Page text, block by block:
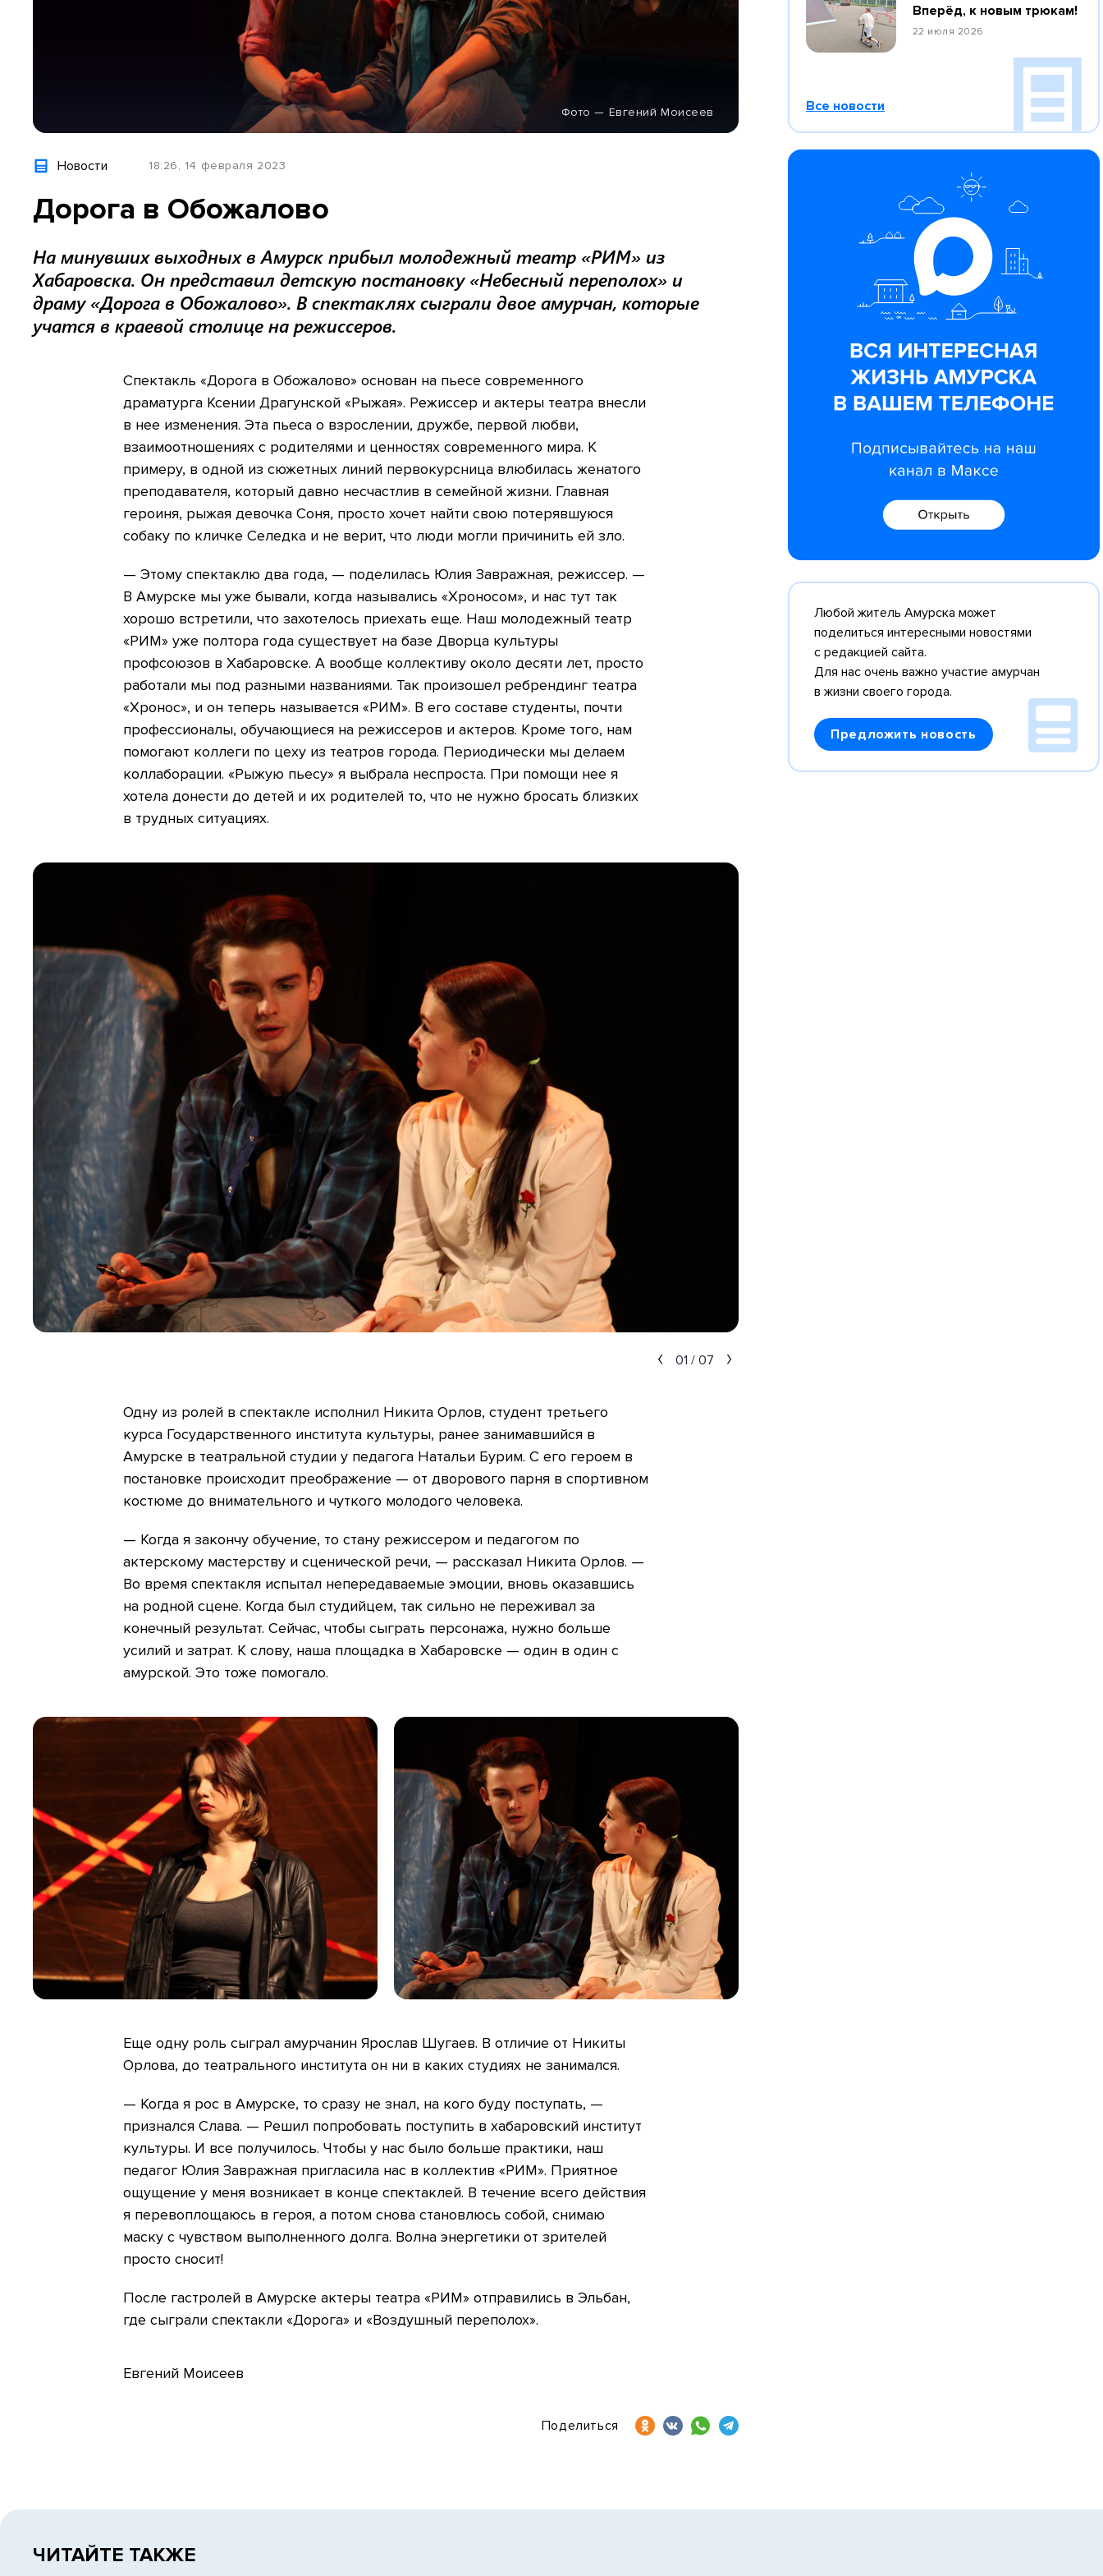
Фото — Евгений Моисеев
Новости 18:26, 14 февраля 2023
Дорога в Обожалово
На минувших выходных в Амурск прибыл молодежный театр «РИМ» из
Хабаровска. Он представил детскую постановку «Небесный переполох» и
драму «Дорога в Обожалово». В спектаклях сыграли двое амурчан, которые
учатся в краевой столице на режиссеров.
Спектакль «Дорога в Обожалово» основан на пьесе современного
драматурга Ксении Драгунской «Рыжая». Режиссер и актеры театра внесли
в нее изменения. Эта пьеса о взрослении, дружбе, первой любви,
взаимоотношениях с родителями и ценностях современного мира. К
примеру, в одной из сюжетных линий первокурсница влюбилась женатого
преподавателя, который давно несчастлив в семейной жизни. Главная
героиня, рыжая девочка Соня, просто хочет найти свою потерявшуюся
собаку по кличке Селедка и не верит, что люди могли причинить ей зло.
— Этому спектаклю два года, — поделилась Юлия Завражная, режиссер. —
В Амурске мы уже бывали, когда назывались «Хроносом», и нас тут так
хорошо встретили, что захотелось приехать еще. Наш молодежный театр
«РИМ» уже полтора года существует на базе Дворца культуры
профсоюзов в Хабаровске. А вообще коллективу около десяти лет, просто
работали мы под разными названиями. Так произошел ребрендинг театра
«Хронос», и он теперь называется «РИМ». В его составе студенты, почти
профессионалы, обучающиеся на режиссеров и актеров. Кроме того, нам
помогают коллеги по цеху из театров города. Периодически мы делаем
коллаборации. «Рыжую пьесу» я выбрала неспроста. При помощи нее я
хотела донести до детей и их родителей то, что не нужно бросать близких
в трудных ситуациях.
01 / 07
Одну из ролей в спектакле исполнил Никита Орлов, студент третьего
курса Государственного института культуры, ранее занимавшийся в
Амурске в театральной студии у педагога Натальи Бурим. С его героем в
постановке происходит преображение — от дворового парня в спортивном
костюме до внимательного и чуткого молодого человека.
— Когда я закончу обучение, то стану режиссером и педагогом по
актерскому мастерству и сценической речи, — рассказал Никита Орлов. —
Во время спектакля испытал непередаваемые эмоции, вновь оказавшись
на родной сцене. Когда был студийцем, так сильно не переживал за
конечный результат. Сейчас, чтобы сыграть персонажа, нужно больше
усилий и затрат. К слову, наша площадка в Хабаровске — один в один с
амурской. Это тоже помогало.
Еще одну роль сыграл амурчанин Ярослав Шугаев. В отличие от Никиты
Орлова, до театрального института он ни в каких студиях не занимался.
— Когда я рос в Амурске, то сразу не знал, на кого буду поступать, —
признался Слава. — Решил попробовать поступить в хабаровский институт
культуры. И все получилось. Чтобы у нас было больше практики, наш
педагог Юлия Завражная пригласила нас в коллектив «РИМ». Приятное
ощущение у меня возникает в конце спектаклей. В течение всего действия
я перевоплощаюсь в героя, а потом снова становлюсь собой, снимаю
маску с чувством выполненного долга. Волна энергетики от зрителей
просто сносит!
После гастролей в Амурске актеры театра «РИМ» отправились в Эльбан,
где сыграли спектакли «Дорога» и «Воздушный переполох».
Евгений Моисеев
Поделиться
Вперёд, к новым трюкам!
22 июля 2026
Все новости
Любой житель Амурска может
поделиться интересными новостями
с редакцией сайта.
Для нас очень важно участие амурчан
в жизни своего города.
Предложить новость
ЧИТАЙТЕ ТАКЖЕ